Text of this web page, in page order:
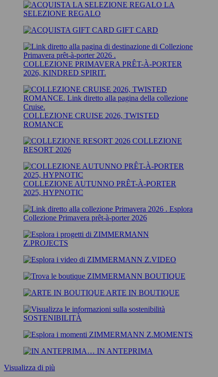
LA
SELEZIONE REGALO
GIFT CARD
COLLEZIONE PRIMAVERA PRÊT-À-PORTER
2026, KINDRED SPIRIT.
COLLEZIONE CRUISE 2026, TWISTED
ROMANCE
COLLEZIONE
RESORT 2026
COLLEZIONE AUTUNNO PRÊT-À-PORTER
2025, HYPNOTIC
Esplora
Collezione Primavera prêt-à-porter 2026
Z.PROJECTS
Z.VIDEO
BOUTIQUE
ARTE IN BOUTIQUE
SOSTENIBILITÀ
Z.MOMENTS
IN ANTEPRIMA
Visualizza di più